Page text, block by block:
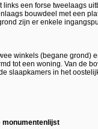
een forse tweelaags
bouwdeel met een
zijn er enkele
winkels (begane grond)
tot een woning. Van de
slaapkamers in het
monumentenlijst